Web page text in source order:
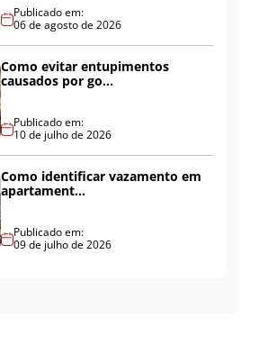
Publicado em:
06 de agosto de 2026
Como evitar entupimentos
causados por go...
Publicado em:
10 de julho de 2026
Como identificar vazamento em
apartament...
Publicado em:
09 de julho de 2026